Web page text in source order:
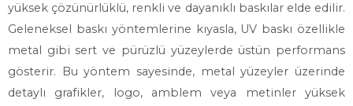
yüksek çözünürlüklü, renkli ve dayanıklı baskılar elde edilir.
Geleneksel baskı yöntemlerine kıyasla, UV baskı özellikle
metal gibi sert ve pürüzlü yüzeylerde üstün performans
gösterir. Bu yöntem sayesinde, metal yüzeyler üzerinde
detaylı grafikler, logo, amblem veya metinler yüksek